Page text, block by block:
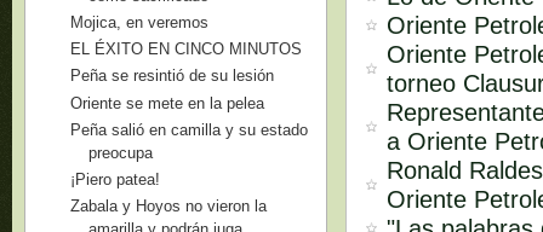
Oriente
Oriente
torneo
a Oriente
Ronald
Oriente
Mojica, en veremos
EL ÉXITO EN CINCO MINUTOS
Peña se resintió de su lesión
Oriente se mete en la pelea
Peña salió en camilla y su estado
preocupa
¡Piero patea!
Zabala y Hoyos no vieron la